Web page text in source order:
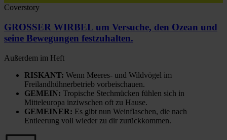
Coverstory
GROSSER WIRBEL um Versuche, den Ozean und
seine Bewegungen festzuhalten.
Außerdem im Heft
RISKANT: Wenn Meeres- und Wildvögel im
Freilandhühnerbetrieb vorbeischauen.
GEMEIN: Tropische Stechmücken fühlen sich in
Mitteleuropa inziwschen oft zu Hause.
GEMEINER: Es gibt nun Weinflaschen, die nach
Entleerung voll wieder zu dir zurückkommen.